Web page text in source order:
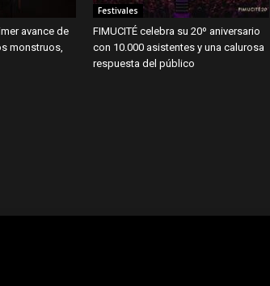
avance de
monstruos,
Festivales
FIMUCITÉ celebra su 20º aniversario
con 10.000 asistentes y una calurosa
respuesta del público